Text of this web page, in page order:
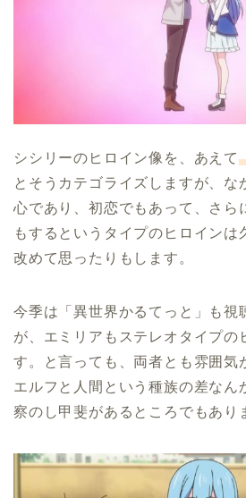
シシリーのヒロイン像を、あえて
とそうカテゴライズしますが、な
心であり、初恋でもあって、さら
もするというタイプのヒロインは
改めて思ったりもします。
今季は「異世界かるてっと」も視
が、エミリアもステレオタイプの
す。と言っても、両者とも雰囲気
エルフと人間という種族の差なん
察のし甲斐があるところでもあり